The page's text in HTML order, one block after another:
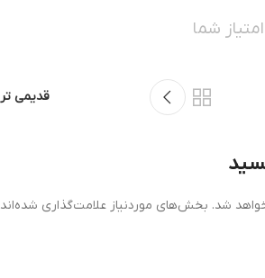
امتیاز شما
قدیمی تر
شد. بخش‌های موردنیاز علامت‌گذاری شده‌اند